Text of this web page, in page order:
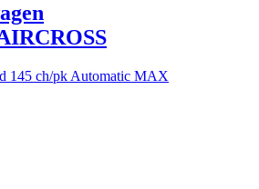
145 ch/pk Automatic MAX